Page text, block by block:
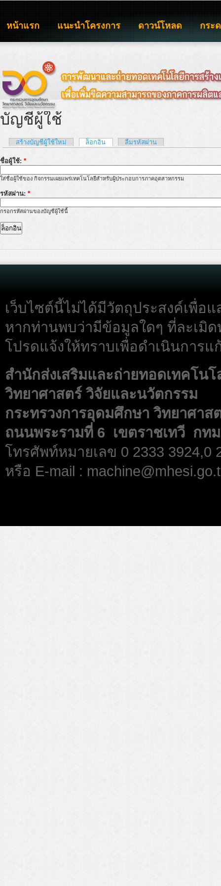
หน้าแรก แนะนำโครงการ ดาวน์โหลด กระ
บัญชีผู้ใช้
สร้างบัญชีผู้ใช้ใหม่ ล็อกอิน ลืมรหัสผ่าน
ชื่อผู้ใช้: *
ใส่ชื่อผู้ใช้ของ กิจกรรมเผยแพร่เทคโนโลยีสำหรับผู้ประกอบการภาคอุตสาหกรรม
รหัสผ่าน: *
กรอกรหัสผ่านของบัญชีผู้ใช้นี้
เว็บไซต์นี้ไม่ได้มีวัตถุประสงค์เพื่อแ
หากท่านพบว่ามีข้อมูลใดๆ ที่ละเมิ
โปรดแจ้งให้ทราบเพื่อดำเนินการ
สำนักส่งเสริมและถ่ายทอดเทคโน
วิทยาศาสตร์ วิจัยและนวัตกรรม
กระทรวงการอุดมศึกษา วิทยาศาส
ถนนพระรามที่ 6 เขตราชเทวี กทม
โทรศัพท์หมายเลข 0 2333 3924,0
หรือ E-mail :